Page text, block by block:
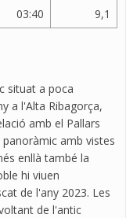
03:40 9,1
situat a poca
a l'Alta Ribagorça,
amb el Pallars
amb vistes
enllà també la
hi viuen
de l'any 2023. Les
de l'antic